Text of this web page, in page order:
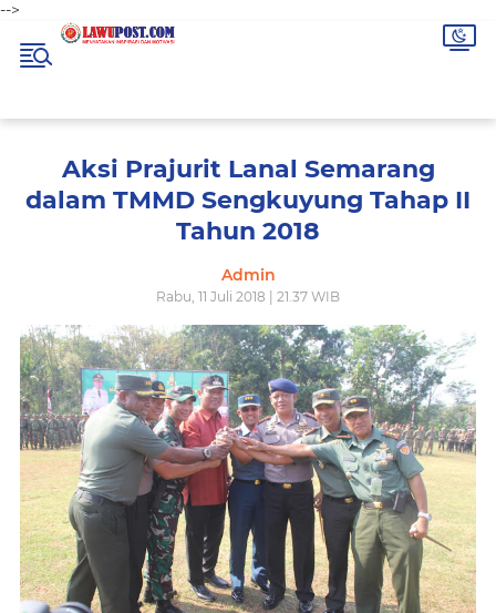
-->
Aksi Prajurit Lanal Semarang
dalam TMMD Sengkuyung Tahap II
Tahun 2018
Admin
Rabu, 11 Juli 2018 | 21.37 WIB